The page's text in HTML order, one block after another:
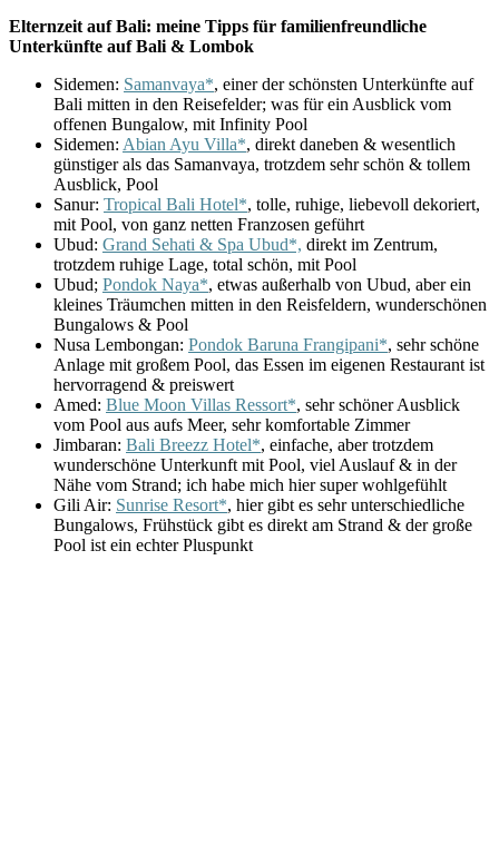
Elternzeit auf Bali: meine Tipps für familienfreundliche
Unterkünfte auf Bali & Lombok
Sidemen: Samanvaya*, einer der schönsten Unterkünfte auf
Bali mitten in den Reisefelder; was für ein Ausblick vom
offenen Bungalow, mit Infinity Pool
Sidemen: Abian Ayu Villa*, direkt daneben & wesentlich
günstiger als das Samanvaya, trotzdem sehr schön & tollem
Ausblick, Pool
Sanur: Tropical Bali Hotel*, tolle, ruhige, liebevoll dekoriert,
mit Pool, von ganz netten Franzosen geführt
Ubud: Grand Sehati & Spa Ubud*, direkt im Zentrum,
trotzdem ruhige Lage, total schön, mit Pool
Ubud; Pondok Naya*, etwas außerhalb von Ubud, aber ein
kleines Träumchen mitten in den Reisfeldern, wunderschönen
Bungalows & Pool
Nusa Lembongan: Pondok Baruna Frangipani*, sehr schöne
Anlage mit großem Pool, das Essen im eigenen Restaurant ist
hervorragend & preiswert
Amed: Blue Moon Villas Ressort*, sehr schöner Ausblick
vom Pool aus aufs Meer, sehr komfortable Zimmer
Jimbaran: Bali Breezz Hotel*, einfache, aber trotzdem
wunderschöne Unterkunft mit Pool, viel Auslauf & in der
Nähe vom Strand; ich habe mich hier super wohlgefühlt
Gili Air: Sunrise Resort*, hier gibt es sehr unterschiedliche
Bungalows, Frühstück gibt es direkt am Strand & der große
Pool ist ein echter Pluspunkt